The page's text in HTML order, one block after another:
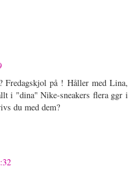
Fredagskjol på ! Håller med Lina,
i "dina" Nike-sneakers flera ggr i
du med dem?